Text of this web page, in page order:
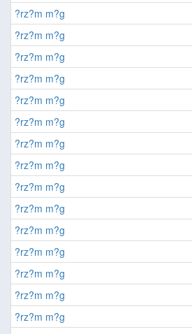
?rz?m m?g
?rz?m m?g
?rz?m m?g
?rz?m m?g
?rz?m m?g
?rz?m m?g
?rz?m m?g
?rz?m m?g
?rz?m m?g
?rz?m m?g
?rz?m m?g
?rz?m m?g
?rz?m m?g
?rz?m m?g
?rz?m m?g